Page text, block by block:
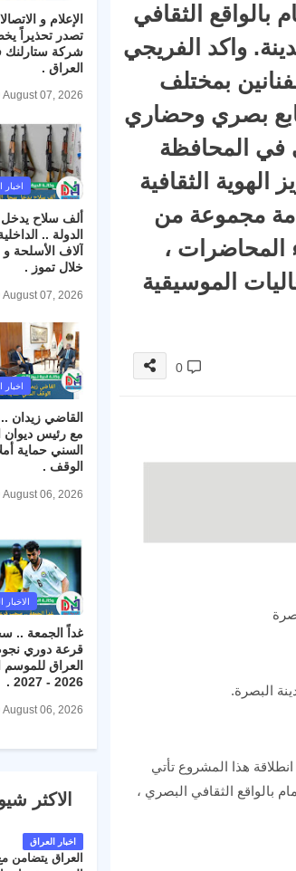
بالواقع الثقافي
واكد الفريجي
بمختلف
بصري وحضاري
في المحافظة
الثقافية
مجموعة من
المحاضرات ،
الموسيقية
0
البصرة.
هذا المشروع تأتي
بالواقع الثقافي البصري ،
الإعلام و
تصدر تحذيراً
شركة ستارلنك
العراق .
August 07, 2026
اخبار
ألف سلاح
الدولة ..
آلاف الأسلحة و
خلال تموز .
August 07, 2026
اخبار
القاضي زيدان
مع رئيس ديوان
السني حماية
الوقف .
August 06, 2026
الاخبار
غداً الجمعة ..
قرعة دوري
العراق للموسم
2026 - 2027 .
August 06, 2026
الاكثر
اخبار العراق
العراق